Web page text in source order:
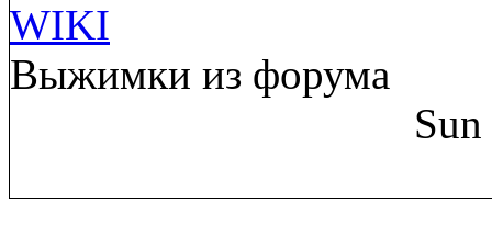
WIKI
Выжимки из форума